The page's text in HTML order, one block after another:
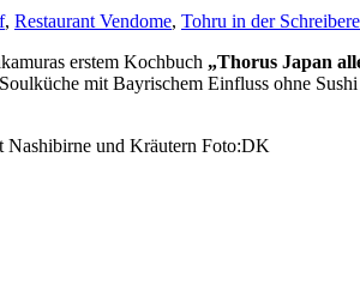
, Restaurant Vendome, Tohru in der
erstem Kochbuch „Thorus Japan
mit Bayrischem Einfluss ohne
Nashibirne und Kräutern Foto:DK